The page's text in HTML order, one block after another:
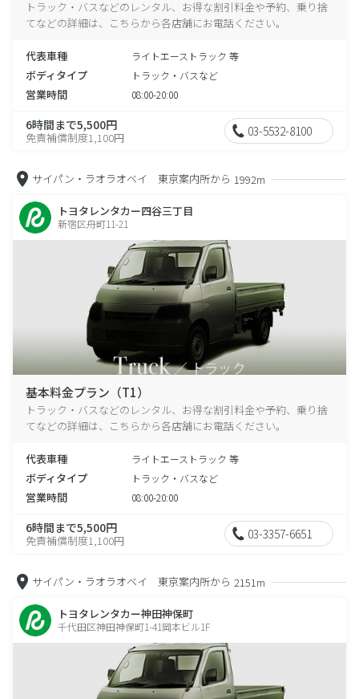
トラック・バスなどのレンタル、お得な割引料金や予約、乗り捨
てなどの詳細は、こちらから各店舗にお電話ください。
代表車種 ライトエーストラック 等
ボディタイプ トラック・バスなど
営業時間 08:00-20:00
6時間まで5,500円
免責補償制度1,100円 03-5532-8100
サイパン・ラオラオベイ 東京案内所から 1992m
トヨタレンタカー四谷三丁目
新宿区舟町11-21
基本料金プラン（T1）
トラック・バスなどのレンタル、お得な割引料金や予約、乗り捨
てなどの詳細は、こちらから各店舗にお電話ください。
代表車種 ライトエーストラック 等
ボディタイプ トラック・バスなど
営業時間 08:00-20:00
6時間まで5,500円
免責補償制度1,100円 03-3357-6651
サイパン・ラオラオベイ 東京案内所から 2151m
トヨタレンタカー神田神保町
千代田区神田神保町1-41岡本ビル1F